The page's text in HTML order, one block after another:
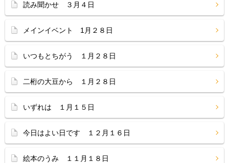
読み聞かせ ３月４日
メインイベント 1月２８日
いつもとちがう １月２８日
二桁の大豆から １月２８日
いずれは １月１５日
今日はよい日です １２月１６日
絵本のうみ １１月１８日